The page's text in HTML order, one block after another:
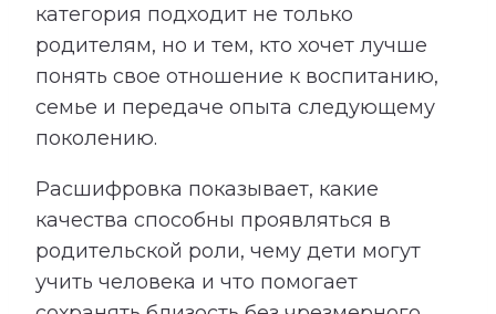
категория подходит не только
родителям, но и тем, кто хочет лучше
понять свое отношение к воспитанию,
семье и передаче опыта следующему
поколению.
Расшифровка показывает, какие
качества способны проявляться в
родительской роли, чему дети могут
учить человека и что помогает